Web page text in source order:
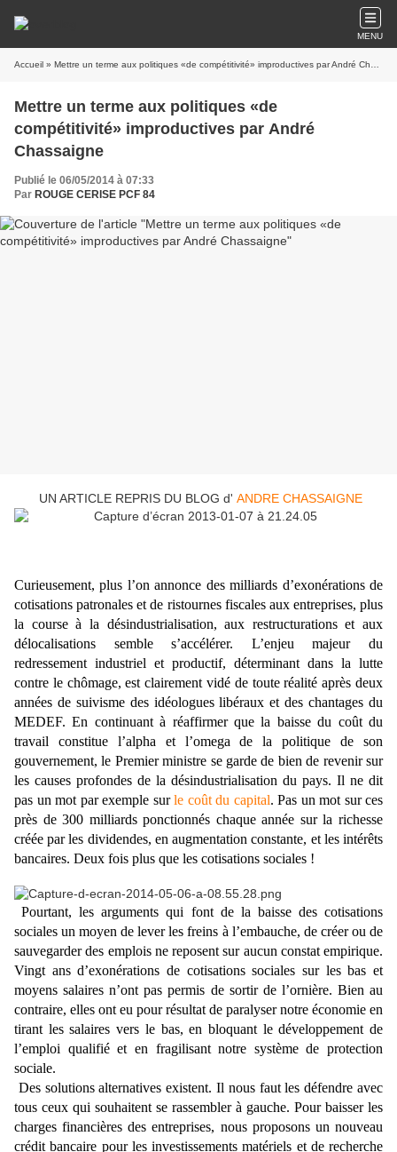
MENU
Accueil » Mettre un terme aux politiques «de compétitivité» improductives par André Chassaigne
Mettre un terme aux politiques «de
compétitivité» improductives par André
Chassaigne
Publié le 06/05/2014 à 07:33
Par ROUGE CERISE PCF 84
UN ARTICLE REPRIS DU BLOG d' ANDRE CHASSAIGNE
Curieusement, plus l’on annonce des milliards d’exonérations de
cotisations patronales et de ristournes fiscales aux entreprises, plus
la course à la désindustrialisation, aux restructurations et aux
délocalisations semble s’accélérer. L’enjeu majeur du
redressement industriel et productif, déterminant dans la lutte
contre le chômage, est clairement vidé de toute réalité après deux
années de suivisme des idéologues libéraux et des chantages du
MEDEF. En continuant à réaffirmer que la baisse du coût du
travail constitue l’alpha et l’omega de la politique de son
gouvernement, le Premier ministre se garde de bien de revenir sur
les causes profondes de la désindustrialisation du pays. Il ne dit
pas un mot par exemple surle coût du capital. Pas un mot sur ces
près de 300 milliards ponctionnés chaque année sur la richesse
créée par les dividendes, en augmentation constante, et les intérêts
bancaires. Deux fois plus que les cotisations sociales !
Pourtant, les arguments qui font de la baisse des cotisations
sociales un moyen de lever les freins à l’embauche, de créer ou de
sauvegarder des emplois ne reposent sur aucun constat empirique.
Vingt ans d’exonérations de cotisations sociales sur les bas et
moyens salaires n’ont pas permis de sortir de l’ornière. Bien au
contraire, elles ont eu pour résultat de paralyser notre économie en
tirant les salaires vers le bas, en bloquant le développement de
l’emploi qualifié et en fragilisant notre système de protection
sociale.
Des solutions alternatives existent. Il nous faut les défendre avec
tous ceux qui souhaitent se rassembler à gauche. Pour baisser les
charges financières des entreprises, nous proposons un nouveau
crédit bancaire pour les investissements matériels et de recherche